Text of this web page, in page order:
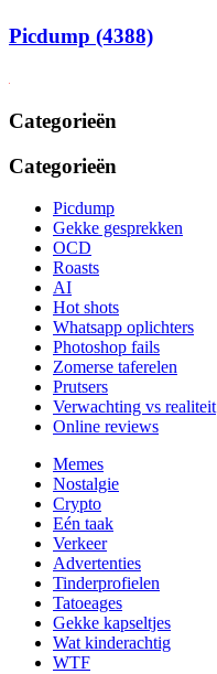
Picdump (4388)
Categorieën
Categorieën
Picdump
Gekke gesprekken
OCD
Roasts
AI
Hot shots
Whatsapp oplichters
Photoshop fails
Zomerse taferelen
Prutsers
Verwachting vs realiteit
Online reviews
Memes
Nostalgie
Crypto
Eén taak
Verkeer
Advertenties
Tinderprofielen
Tatoeages
Gekke kapseltjes
Wat kinderachtig
WTF